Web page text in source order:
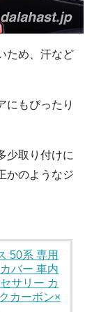
ため、汗など
にもぴったり
少取り付けに
かのようなジ
50系 専用
バー 車内
サリー カ
カーボン×